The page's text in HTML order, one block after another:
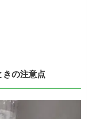
きの注意点